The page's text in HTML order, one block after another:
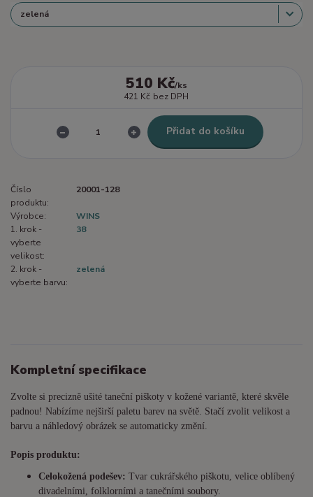
510 Kč/ks
421 Kč bez DPH
Přidat do košíku
Číslo
produktu:
20001-128
Výrobce:
WINS
1. krok -
vyberte
velikost:
38
2. krok -
vyberte barvu:
zelená
Kompletní specifikace
Zvolte si precizně ušité taneční piškoty v kožené variantě, které skvěle
padnou! Nabízíme nejširší paletu barev na světě. Stačí zvolit velikost a
barvu a náhledový obrázek se automaticky změní.
Popis produktu:
Celokožená podešev: Tvar cukrářského piškotu, velice oblíbený
divadelními, folklorními a tanečními soubory.